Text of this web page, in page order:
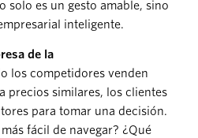
solo es un gesto amable, sino
inteligente.
de la
los competidores venden
precios similares, los clientes
para tomar una decisión.
fácil de navegar? ¿Qué